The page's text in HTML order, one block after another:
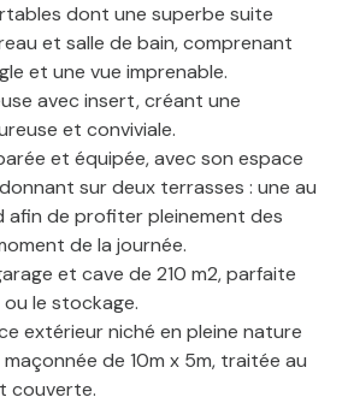
dont une superbe suite
et salle de bain, comprenant
et une vue imprenable.
avec insert, créant une
et conviviale.
et équipée, avec son espace
sur deux terrasses : une au
afin de profiter pleinement des
de la journée.
et cave de 210 m2, parfaite
le stockage.
extérieur niché en pleine nature
de 10m x 5m, traitée au
couverte.